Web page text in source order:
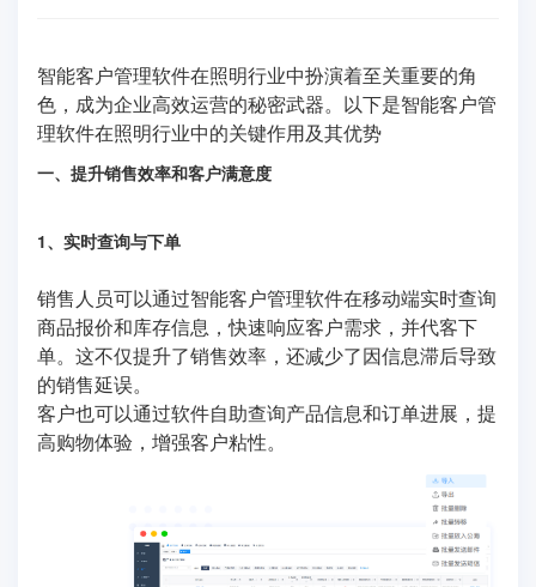
智能客户管理软件在照明行业中扮演着至关重要的角
色，成为企业高效运营的秘密武器。以下是智能客户管
理软件在照明行业中的关键作用及其优势
一、提升销售效率和客户满意度
1、实时查询与下单
销售人员可以通过智能客户管理软件在移动端实时查询
商品报价和库存信息，快速响应客户需求，并代客下
单。这不仅提升了销售效率，还减少了因信息滞后导致
的销售延误。
客户也可以通过软件自助查询产品信息和订单进展，提
高购物体验，增强客户粘性。